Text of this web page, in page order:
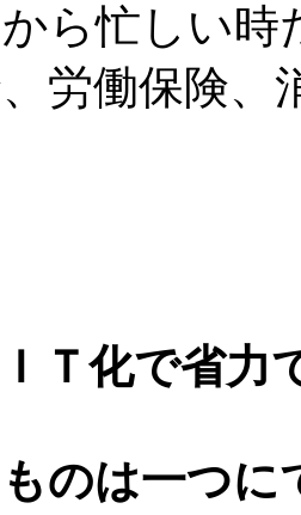
ら忙しい時
、労働保険
Ｔ化で省力
ものは一つ